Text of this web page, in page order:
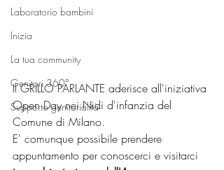
Laboratorio bambini
Inizia
La tua community
Genitori 360°
Supporto genitorialità
Il GRILLO PARLANTE aderisce all'iniziativa
Open Day nei Nidi d'infanzia del
Comune di Milano.
E' comunque possibile prendere
appuntamento per conoscerci e visitarci